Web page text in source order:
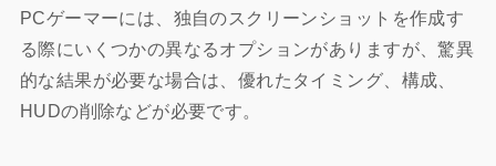
PCゲーマーには、独自のスクリーンショットを作成す
る際にいくつかの異なるオプションがありますが、驚異
的な結果が必要な場合は、優れたタイミング、構成、
HUDの削除などが必要です。